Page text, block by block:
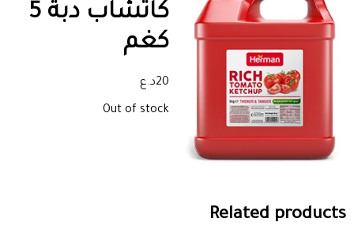
كاتشاب دبة 5
كغم
20د.ع
Out of stock
Related products